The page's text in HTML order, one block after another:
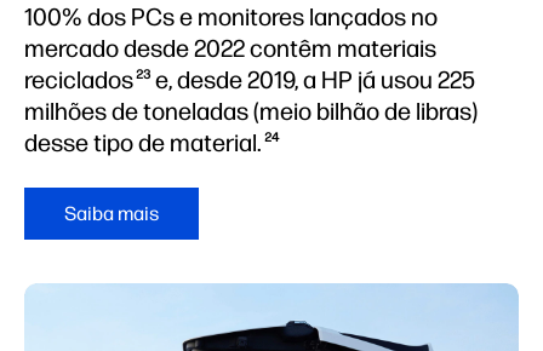
100% dos PCs e monitores lançados no
mercado desde 2022 contêm materiais
reciclados23 e, desde 2019, a HP já usou 225
milhões de toneladas (meio bilhão de libras)
desse tipo de material. 24
Saiba mais